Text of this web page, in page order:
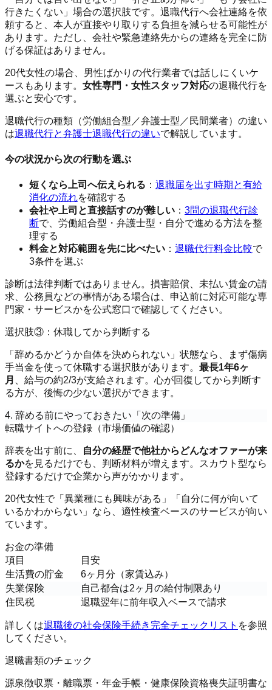
行きたくない」場合の選択肢です。退職代行へ会社連絡を依
頼すると、本人が直接やり取りする負担を減らせる可能性が
あります。ただし、会社や緊急連絡先からの連絡を完全に防
げる保証はありません。
20代女性の場合、男性ばかりの代行業者では話しにくいケ
ースもあります。 女性専門・女性スタッフ対応の退職代行を
選ぶと安心です。
退職代行の種類（労働組合型／弁護士型／民間業者）の違い
は退職代行と弁護士退職代行の違いで解説しています。
今の状況から次の行動を選ぶ
短くなら上司へ伝えられる ： 退職届を出す時期と有給
消化の流れを確認する
会社や上司と直接話すのが難しい ： 3問の退職代行診
断で、労働組合型・弁護士型・自分で進める方法を整
理する
料金と対応範囲を先に比べたい ： 退職代行料金比較で
3条件を選ぶ
診断は法律判断ではありません。損害賠償、未払い賃金の請
求、公務員などの事情がある場合は、申込前に対応可能な専
門家・サービスかを公式窓口で確認してください。
選択肢③：休職してから判断する
「辞めるかどうか自体を決められない」状態なら、まず傷病
手当金を使って休職する選択肢があります。 最長1年6ヶ
月
、給与の約2/3が支給されます。心が回復してから判断す
る方が、後悔の少ない選択ができます。
4. 辞める前にやっておきたい「次の準備」
転職サイトへの登録（市場価値の確認）
辞表を出す前に、
自分の経歴で他社からどんなオファーが来
るかを見るだけでも、判断材料が増えます。スカウト型なら
登録するだけで企業から声がかかります。
20代女性で「異業種にも興味がある」「自分に何が向いて
いるかわからない」なら、適性検査ベースのサービスが向い
ています。
お金の準備
項目
目安
生活費の貯金
6ヶ月分（家賃込み）
失業保険
自己都合は2ヶ月の給付制限あり
住民税
退職翌年に前年収入ベースで請求
詳しくは退職後の社会保険手続き完全チェックリスト を参照
してください。
退職書類のチェック
源泉徴収票・離職票・年金手帳・健康保険資格喪失証明書な